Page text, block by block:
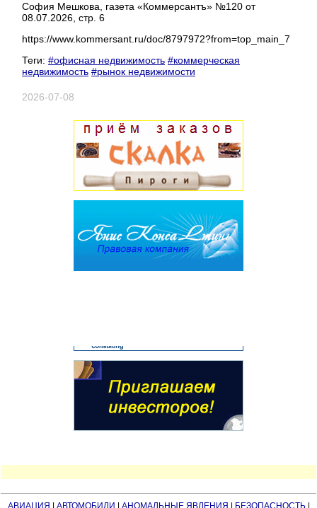
София Мешкова, газета «Коммерсантъ» №120 от
08.07.2026, стр. 6
https://www.kommersant.ru/doc/8797972?from=top_main_7
Теги: #офисная недвижимость #коммерческая
недвижимость #рынок недвижимости
2026-07-08
АВИАЦИЯ АВТОМОБИЛИ АНОМАЛЬНЫЕ ЯВЛЕНИЯ БЕЗОПАСНОСТЬ|